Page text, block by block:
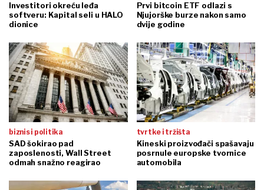
Investitori okreću leđa
softveru: Kapital seli u HALO
dionice
Prvi bitcoin ETF odlazi s
Njujorške burze nakon samo
dvije godine
biznis i politika
SAD šokirao pad
zaposlenosti, Wall Street
odmah snažno reagirao
tvrtke i tržišta
Kineski proizvođači spašavaju
posrnule europske tvornice
automobila